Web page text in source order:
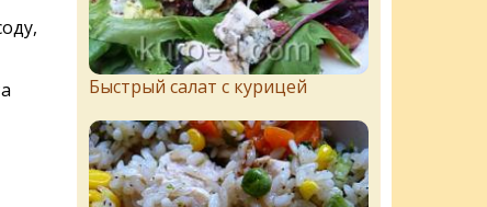
Быстрый салат с курицей